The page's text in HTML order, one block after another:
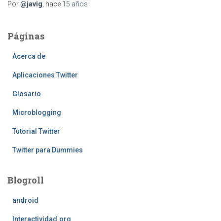
Por@javig , hace 15 años
Páginas
Acerca de
Aplicaciones Twitter
Glosario
Microblogging
Tutorial Twitter
Twitter para Dummies
Blogroll
android
Interactividad.org